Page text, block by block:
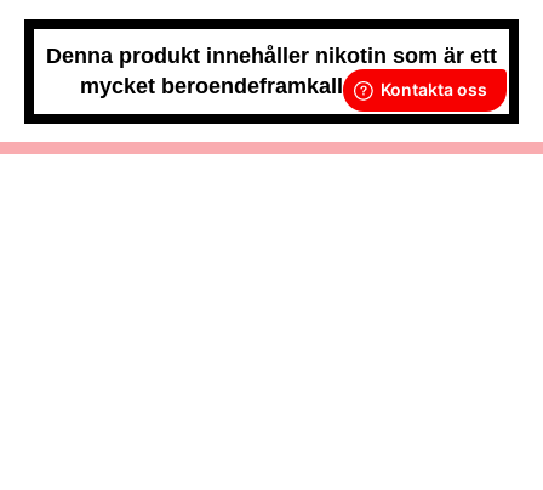
Denna produkt innehåller nikotin som är ett
mycket beroendeframkallande ämne.